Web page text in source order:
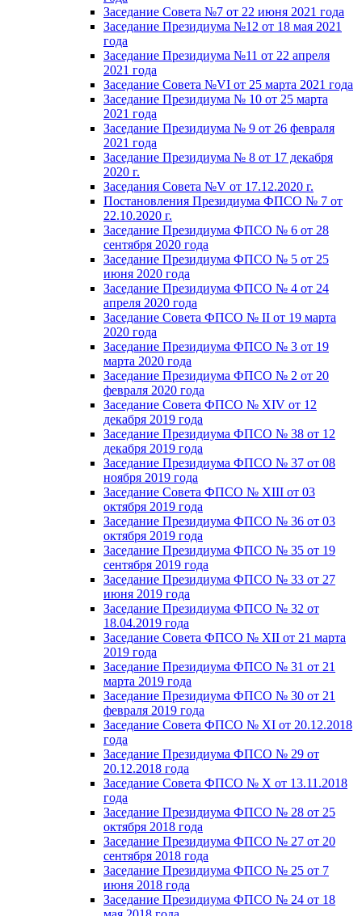
Заседание Совета №7 от 22 июня 2021 года
Заседание Президиума №12 от 18 мая 2021
года
Заседание Президиума №11 от 22 апреля
2021 года
Заседание Совета №VI от 25 марта 2021 года
Заседание Президиума № 10 от 25 марта
2021 года
Заседание Президиума № 9 от 26 февраля
2021 года
Заседание Президиума № 8 от 17 декабря
2020 г.
Заседания Совета №V от 17.12.2020 г.
Постановления Президиума ФПСО № 7 от
22.10.2020 г.
Заседание Президиума ФПСО № 6 от 28
сентября 2020 года
Заседание Президиума ФПСО № 5 от 25
июня 2020 года
Заседание Президиума ФПСО № 4 от 24
апреля 2020 года
Заседание Совета ФПСО № II от 19 марта
2020 года
Заседание Президиума ФПСО № 3 от 19
марта 2020 года
Заседание Президиума ФПСО № 2 от 20
февраля 2020 года
Заседание Совета ФПСО № XIV от 12
декабря 2019 года
Заседание Президиума ФПСО № 38 от 12
декабря 2019 года
Заседание Президиума ФПСО № 37 от 08
ноября 2019 года
Заседание Совета ФПСО № XIII от 03
октября 2019 года
Заседание Президиума ФПСО № 36 от 03
октября 2019 года
Заседание Президиума ФПСО № 35 от 19
сентября 2019 года
Заседание Президиума ФПСО № 33 от 27
июня 2019 года
Заседание Президиума ФПСО № 32 от
18.04.2019 года
Заседание Совета ФПСО № XII от 21 марта
2019 года
Заседание Президиума ФПСО № 31 от 21
марта 2019 года
Заседание Президиума ФПСО № 30 от 21
февраля 2019 года
Заседание Совета ФПСО № XI от 20.12.2018
года
Заседание Президиума ФПСО № 29 от
20.12.2018 года
Заседание Совета ФПСО № X от 13.11.2018
года
Заседание Президиума ФПСО № 28 от 25
октября 2018 года
Заседание Президиума ФПСО № 27 от 20
сентября 2018 года
Заседание Президиума ФПСО № 25 от 7
июня 2018 года
Заседание Президиума ФПСО № 24 от 18